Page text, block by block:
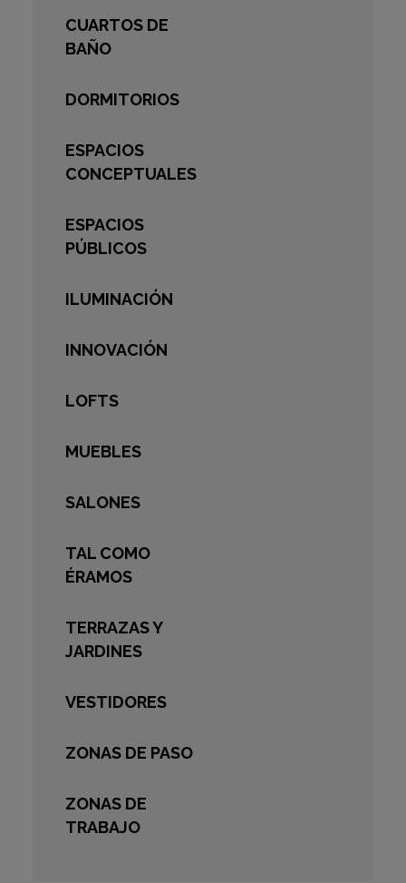
CUARTOS DE
BAÑO
DORMITORIOS
ESPACIOS
CONCEPTUALES
ESPACIOS
PÚBLICOS
ILUMINACIÓN
INNOVACIÓN
LOFTS
MUEBLES
SALONES
TAL COMO
ÉRAMOS
TERRAZAS Y
JARDINES
VESTIDORES
ZONAS DE PASO
ZONAS DE
TRABAJO